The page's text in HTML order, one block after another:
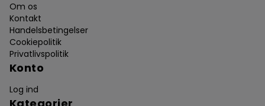
Om os
Kontakt
Handelsbetingelser
Cookiepolitik
Privatlivspolitik
Konto
Log ind